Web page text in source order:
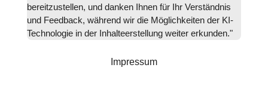
bereitzustellen, und danken Ihnen für Ihr Verständnis
und Feedback, während wir die Möglichkeiten der KI-
Technologie in der Inhalteerstellung weiter erkunden."
Impressum